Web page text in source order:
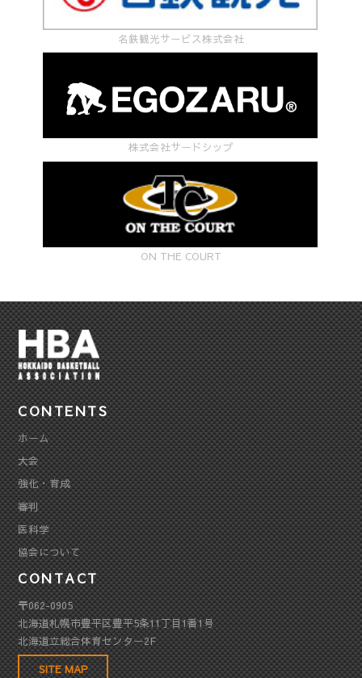
名鉄観光サービス株式会社
株式会社サードシップ
ON THE COURT
CONTENTS
ホーム
大会
強化・育成
審判
医科学
協会について
CONTACT
〒062-0905
北海道札幌市豊平区豊平5条11丁目1番1号
北海道立総合体育センター2F
SITE MAP